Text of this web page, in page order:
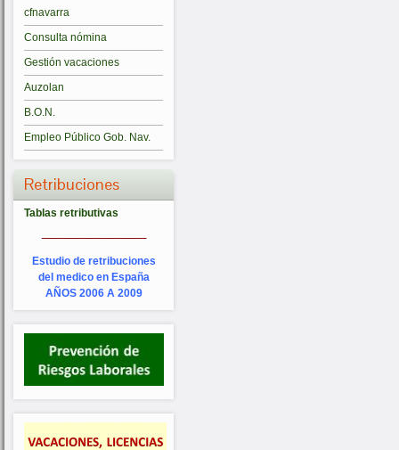
cfnavarra
Consulta nómina
Gestión vacaciones
Auzolan
B.O.N.
Empleo Público Gob. Nav.
Retribuciones
Tablas retributivas
Estudio de retribuciones
del medico en España
AÑOS 2006 A 2009